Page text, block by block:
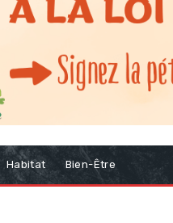
Habitat Bien-Être